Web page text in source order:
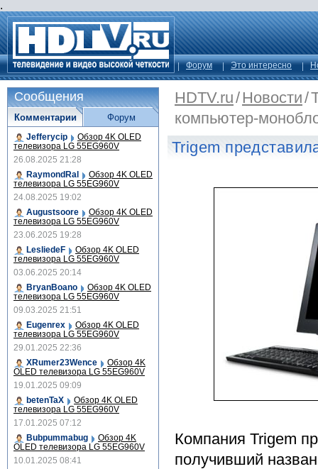
.
Форум Это интересно
HDTV.ru/Новости/
компьютер-
Trigem
Компания Trigem
получивший
Сообщения
Комментарии
Jefferycip Обзор 4K OLED
телевизора LG 55EG960V
26.08.2025 21:28
RaymondRal
Обзор 4K OLED
телевизора LG 55EG960V
24.08.2025 19:02
Augustsoore
Обзор 4K OLED
телевизора LG 55EG960V
23.06.2025 19:28
LesliedeF
Обзор 4K OLED
телевизора LG 55EG960V
03.06.2025 20:14
BryanBoano
Обзор 4K OLED
телевизора LG 55EG960V
09.03.2025 21:51
Eugenrex
Обзор 4K OLED
телевизора LG 55EG960V
29.01.2025 22:36
XRumer23Wence
Обзор 4K
OLED телевизора LG 55EG960V
19.01.2025 09:09
betenTaX
Обзор 4K OLED
телевизора LG 55EG960V
17.01.2025 07:12
Bubpummabug
Обзор 4K
OLED телевизора LG 55EG960V
10.01.2025 08:41
Форум